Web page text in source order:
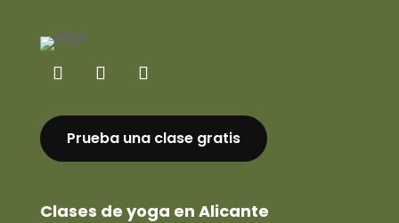
Prueba una clase gratis
Clases de yoga en Alicante